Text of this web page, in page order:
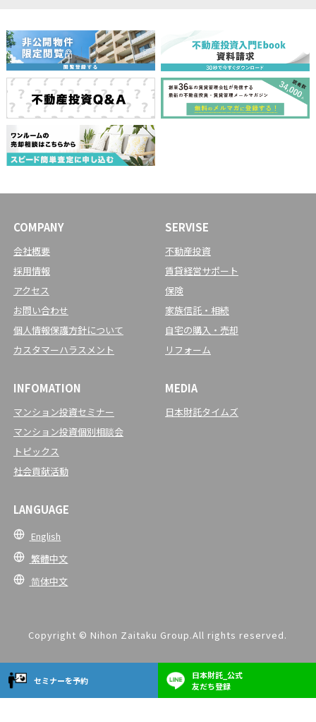
セミナーを予約
日本財託_公式
友だち登録
COMPANY
会社概要
採用情報
アクセス
お問い合わせ
個人情報保護方針について
カスタマーハラスメント
SERVISE
不動産投資
賃貸経営サポート
保険
家族信託・相続
自宅の購入・売却
リフォーム
INFOMATION
マンション投資セミナー
マンション投資個別相談会
トピックス
社会貢献活動
MEDIA
日本財託タイムズ
LANGUAGE
English
繁體中文
简体中文
Copyright © Nihon Zaitaku Group.All rights reserved.